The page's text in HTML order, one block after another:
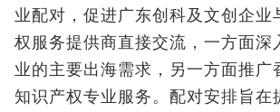
业配对，促进广东创科及文创企业
权服务提供商直接交流，一方面深
业的主要出海需求，另一方面推广
知识产权专业服务。配对安排旨在